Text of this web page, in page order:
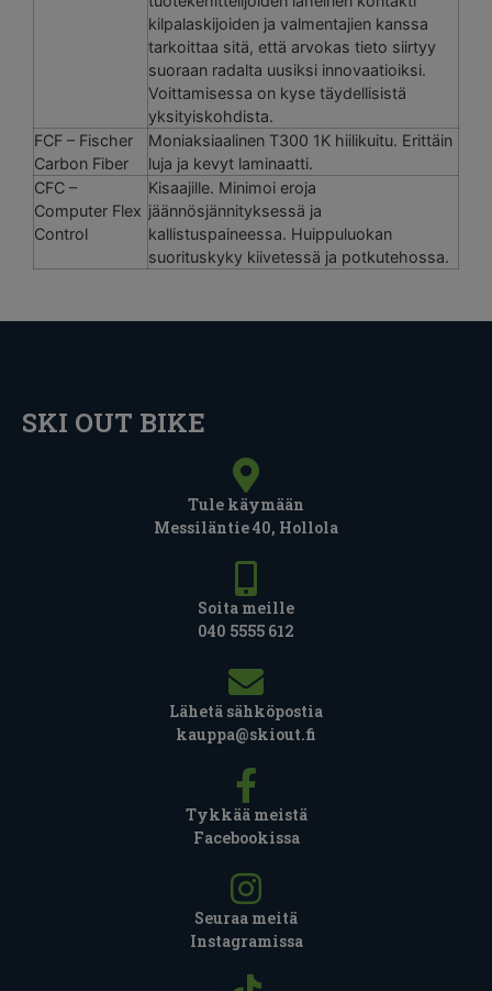
kilpalaskijoiden ja valmentajien kanssa
tarkoittaa sitä, että arvokas tieto siirtyy
suoraan radalta uusiksi innovaatioiksi.
Voittamisessa on kyse täydellisistä
yksityiskohdista.
FCF – Fischer
Carbon Fiber
Moniaksiaalinen T300 1K hiilikuitu. Erittäin
luja ja kevyt laminaatti.
CFC –
Computer Flex
Control
Kisaajille. Minimoi eroja
jäännösjännityksessä ja
kallistuspaineessa. Huippuluokan
suorituskyky kiivetessä ja potkutehossa.
SKI OUT BIKE
Tule käymään
Messiläntie 40, Hollola
Soita meille
040 5555 612
Lähetä sähköpostia
kauppa@skiout.fi
Tykkää meistä
Facebookissa
Seuraa meitä
Instagramissa